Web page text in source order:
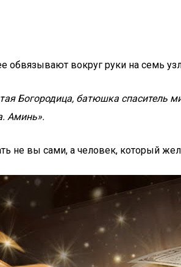
обвязывают вокруг руки на семь
Богородица, батюшка спаситель
Аминь».
не вы сами, а человек, который